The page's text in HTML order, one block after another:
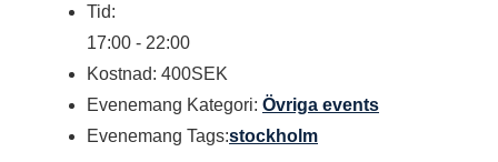
Tid:
17:00 - 22:00
Kostnad: 400SEK
Evenemang Kategori: Övriga events
Evenemang Tags:stockholm